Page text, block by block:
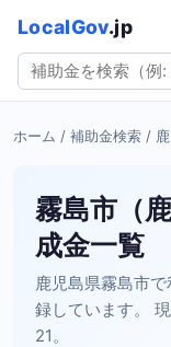
LocalGov.jp
ホーム / 補助金検索 /
霧島市（
成金一覧
鹿児島県霧島市
録しています。
21。